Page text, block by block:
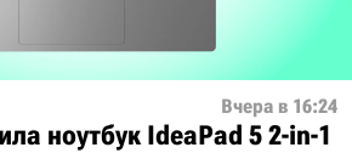
Вчера в 16:24
ноутбук IdeaPad 5 2-in-1